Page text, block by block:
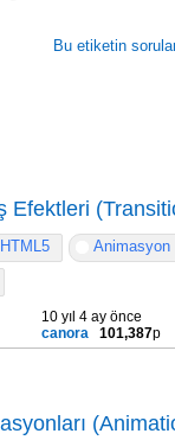
Bu etiketin
Efektleri
HTML5
Animasyon
10 yıl 4 ay önce
canora
101,387p